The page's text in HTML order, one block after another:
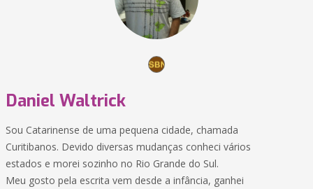
Daniel Waltrick
Sou Catarinense de uma pequena cidade, chamada
Curitibanos. Devido diversas mudanças conheci vários
estados e morei sozinho no Rio Grande do Sul.
Meu gosto pela escrita vem desde a infância, ganhei